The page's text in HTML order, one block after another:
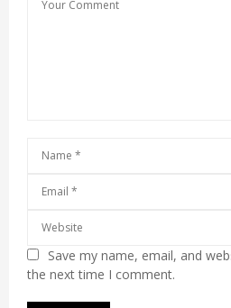
Save my name, email, and
the next time I comment.